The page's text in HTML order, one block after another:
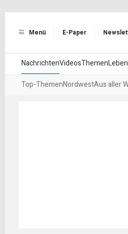
Menü E-Paper
NachrichtenVideosThemen
Top-ThemenNordwestAus aller